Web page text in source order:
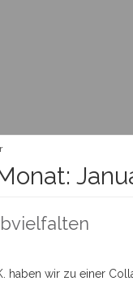
haben wir zu einer